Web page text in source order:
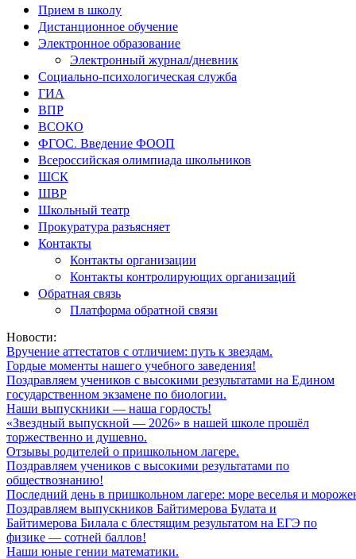
Прием в школу
Дистанционное обучение
Электронное образование
Электронный журнал/дневник
Социально-психологическая служба
ГИА
ВПР
ВСОКО
ФГОС. Введение ФООП
Всероссийская олимпиада школьников
ШСК
ШВР
Школьный театр
Прокуратура разъясняет
Контакты
Контакты организации
Контакты контролирующих организаций
Обратная связь
Платформа обратной связи
Новости:
Вручение аттестатов с отличием: путь к звездам.
Гордые моменты нашего учебного заведения!
Поздравляем учеников с высокими результатами на Едином
государственном экзамене по биологии.
Наши выпускники — наша гордость!
«Звездный выпускной — 2026» в нашей школе прошёл
торжественно и душевно.
Отзывы родителей о пришкольном лагере.
Поздравляем учеников с высокими результатами по
обществознанию!
Последний день в пришкольном лагере: море веселья и
Поздравляем выпускников Байтимерова Булата и
Байтимерова Билала с блестящим результатом на ЕГЭ по
физике — сотней баллов!
Наши юные гении математики.